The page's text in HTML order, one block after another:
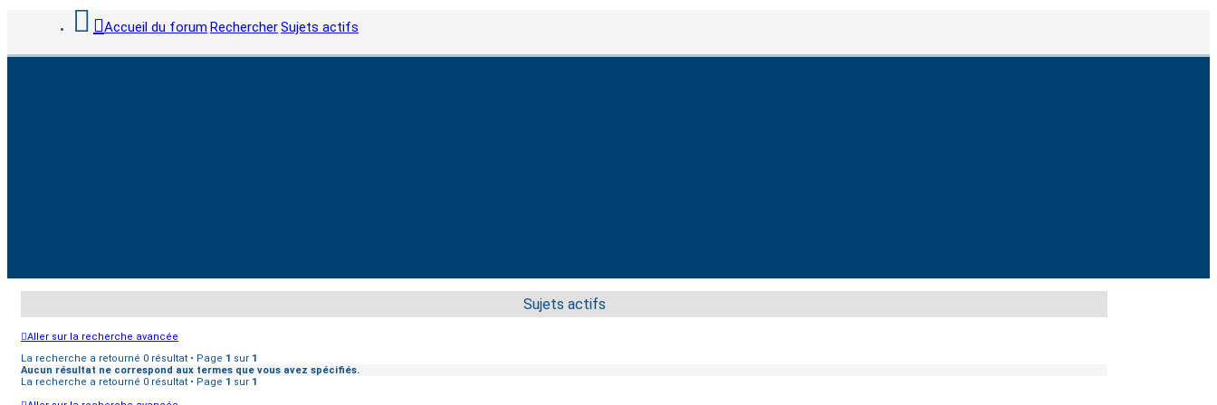
Accueil du forum RechercherSujets actifs
Sujets actifs
Aller sur la recherche avancée
La recherche a retourné 0 résultat • Page 1 sur 1
Aucun résultat ne correspond aux termes que vous avez spécifiés.
La recherche a retourné 0 résultat • Page 1 sur 1